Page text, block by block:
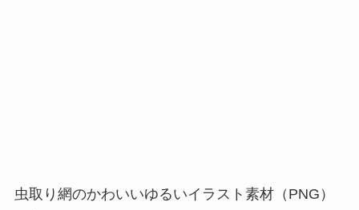
虫取り網のかわいいゆるいイラスト素材（PNG）